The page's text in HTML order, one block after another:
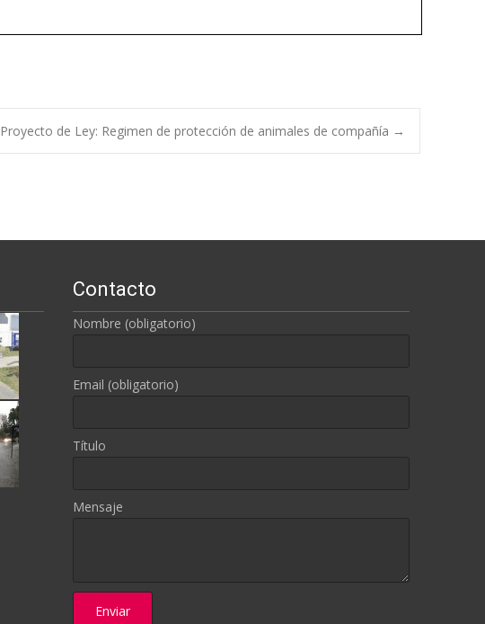
Proyecto de Ley: Regimen de protección de animales de compañía →
Contacto
Nombre (obligatorio)
Email (obligatorio)
Título
Mensaje